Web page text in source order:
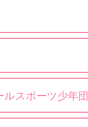
ルスポーツ少年団